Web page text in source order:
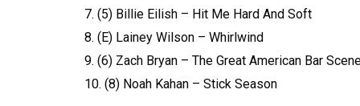
7. (5) Billie Eilish – Hit Me Hard And Soft
8. (E) Lainey Wilson – Whirlwind
9. (6) Zach Bryan – The Great American Bar
10. (8) Noah Kahan – Stick Season